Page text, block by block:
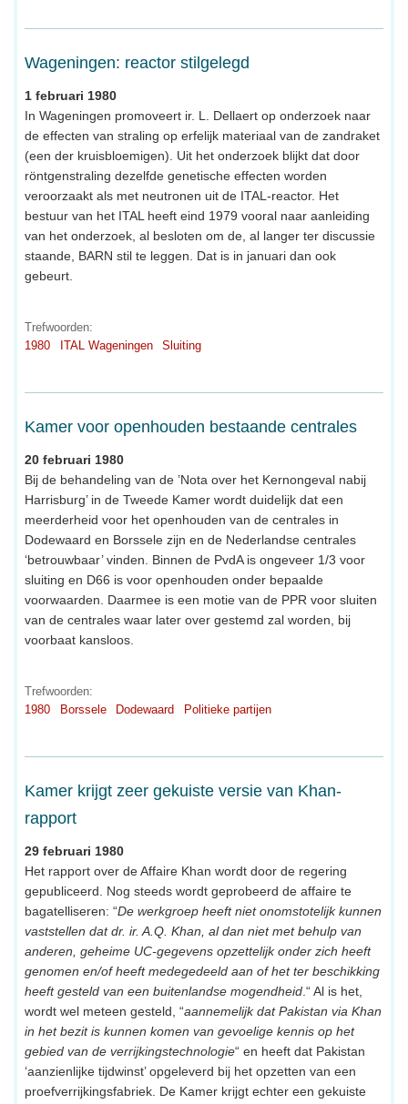
Wageningen: reactor stilgelegd
1 februari 1980
In Wageningen promoveert ir. L. Dellaert op onderzoek naar
de effecten van straling op erfelijk materiaal van de zandraket
(een der kruisbloemigen). Uit het onderzoek blijkt dat door
röntgenstraling dezelfde genetische effecten worden
veroorzaakt als met neutronen uit de ITAL-reactor. Het
bestuur van het ITAL heeft eind 1979 vooral naar aanleiding
van het onderzoek, al besloten om de, al langer ter discussie
staande, BARN stil te leggen. Dat is in januari dan ook
gebeurt.
Trefwoorden:
1980
ITAL Wageningen Sluiting
Kamer voor openhouden bestaande centrales
20 februari 1980
Bij de behandeling van de ’Nota over het Kernongeval nabij
Harrisburg’ in de Tweede Kamer wordt duidelijk dat een
meerderheid voor het openhouden van de centrales in
Dodewaard en Borssele zijn en de Nederlandse centrales
‘betrouwbaar’ vinden. Binnen de PvdA is ongeveer 1/3 voor
sluiting en D66 is voor openhouden onder bepaalde
voorwaarden. Daarmee is een motie van de PPR voor sluiten
van de centrales waar later over gestemd zal worden, bij
voorbaat kansloos.
Trefwoorden:
1980
Borssele Dodewaard Politieke partijen
Kamer krijgt zeer gekuiste versie van Khan-
rapport
29 februari 1980
Het rapport over de Affaire Khan wordt door de regering
gepubliceerd. Nog steeds wordt geprobeerd de affaire te
bagatelliseren: “De werkgroep heeft niet onomstotelijk kunnen
vaststellen dat dr. ir. A.Q. Khan, al dan niet met behulp van
anderen, geheime UC-gegevens opzettelijk onder zich heeft
genomen en/of heeft medegedeeld aan of het ter beschikking
heeft gesteld van een buitenlandse mogendheid .“ Al is het,
wordt wel meteen gesteld, “aannemelijk dat Pakistan via Khan
in het bezit is kunnen komen van gevoelige kennis op het
gebied van de verrijkingstechnologie“ en heeft dat Pakistan
‘aanzienlijke tijdwinst’ opgeleverd bij het opzetten van een
proefverrijkingsfabriek. De Kamer krijgt echter een gekuiste